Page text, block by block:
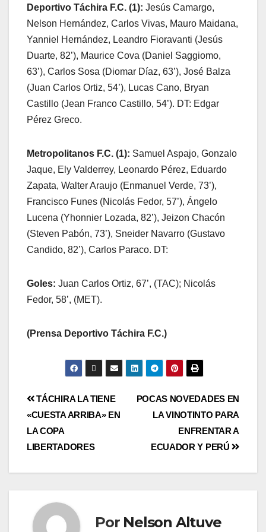
Deportivo Táchira F.C. (1): Jesús Camargo,
Nelson Hernández, Carlos Vivas, Mauro Maidana,
Yanniel Hernández, Leandro Fioravanti (Jesús
Duarte, 82’), Maurice Cova (Daniel Saggiomo,
63’), Carlos Sosa (Diomar Díaz, 63’), José Balza
(Juan Carlos Ortiz, 54’), Lucas Cano, Bryan
Castillo (Jean Franco Castillo, 54’). DT: Edgar
Pérez Greco.
Metropolitanos F.C. (1): Samuel Aspajo, Gonzalo
Jaque, Ely Valderrey, Leonardo Pérez, Eduardo
Zapata, Walter Araujo (Enmanuel Verde, 73’),
Francisco Funes (Nicolás Fedor, 57’), Ángelo
Lucena (Yhonnier Lozada, 82’), Jeizon Chacón
(Steven Pabón, 73’), Sneider Navarro (Gustavo
Candido, 82’), Carlos Paraco. DT:
Goles: Juan Carlos Ortiz, 67’, (TAC); Nicolás
Fedor, 58’, (MET).
(Prensa Deportivo Táchira F.C.)
POCAS NOVEDADES EN
LA VINOTINTO PARA
ENFRENTAR A
ECUADOR Y PERÚ
TÁCHIRA LA TIENE
«CUESTA ARRIBA» EN
LA COPA
LIBERTADORES
Por Nelson Altuve